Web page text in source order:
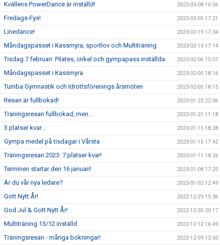
Kvällens PowerDance är inställd! 2023-03-08 10:56
Fredags-Fys! 2023-03-05 17:21
Linedance! 2023-02-19 17:34
Måndagspasset i Kassmyra, sportlov och Multiträning 2023-02-19 17:14
Tisdag 7 februari: Pilates, cirkel och gympapass inställda. 2023-02-06 15:07
Måndagspasset i Kassmyra 2023-02-05 18:16
Tumba Gymnastik och Idrottsförenings årsmöten 2023-02-05 18:15
Resan är fullbokad! 2023-01-23 22:06
Träningsresan fullbokad, men... 2023-01-21 11:18
3 platser kvar... 2023-01-15 18:28
Gympa medel på tisdagar i Vårsta 2023-01-15 17:42
Träningsresan 2023: 7 platser kvar! 2023-01-11 18:26
Terminen startar den 16 januari! 2023-01-08 17:25
Är du vår nya ledare? 2023-01-02 12:49
Gott Nytt År! 2022-12-29 15:36
God Jul & Gott Nytt År! 2022-12-20 20:17
Multiträning 13/12 inställd 2022-12-12 16:49
Träningsresan - många bokningar! 2022-12-09 13:50